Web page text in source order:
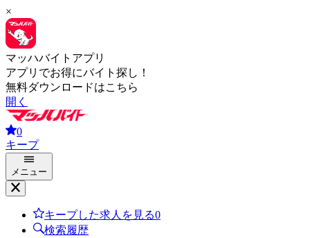
×
マッハバイトアプリ
アプリでお得にバイト探し！
無料ダウンロードはこちら
開く
0
キープ
メニュー
キープした求人を見る0
検索履歴